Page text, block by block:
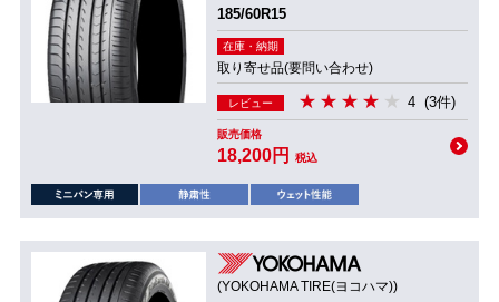
185/60R15
在庫・納期
取り寄せ品(要問い合わせ)
レビュー 4 (3件)
販売価格
18,200円 税込
(YOKOHAMA TIRE(ヨコハマ))